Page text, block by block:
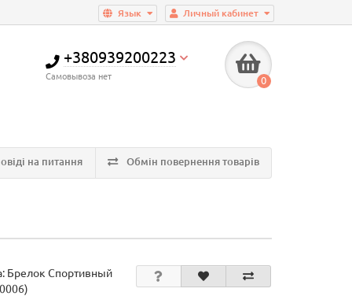
Личный кабинет
Язык
+380939200223
Самовывоза нет 0
на питання Обмін повернення товарів
Брелок Спортивный